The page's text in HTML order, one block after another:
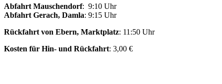
Abfahrt Mauschendorf: 9:10 Uhr
Abfahrt Gerach, Damla: 9:15 Uhr
Rückfahrt von Ebern, Marktplatz: 11:50 Uhr
Kosten für Hin- und Rückfahrt: 3,00 €